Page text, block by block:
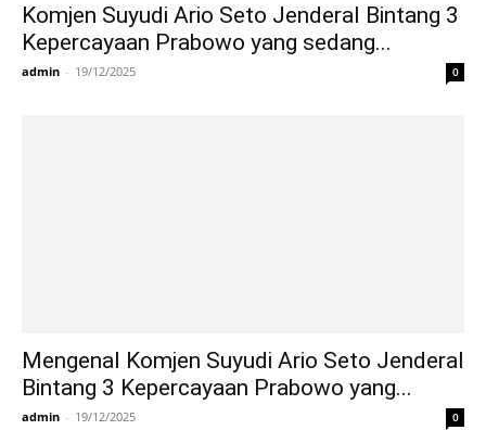
Komjen Suyudi Ario Seto Jenderal Bintang 3
Kepercayaan Prabowo yang sedang...
admin - 19/12/2025 0
Mengenal Komjen Suyudi Ario Seto Jenderal
Bintang 3 Kepercayaan Prabowo yang...
admin - 19/12/2025 0